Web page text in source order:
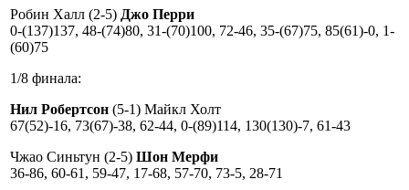
Робин Халл (2-5) Джо Перри
0-(137)137, 48-(74)80, 31-(70)100, 72-46, 35-(67)75, 85(61)-0, 1-
(60)75
1/8 финала:
Нил Робертсон (5-1) Майкл Холт
67(52)-16, 73(67)-38, 62-44, 0-(89)114, 130(130)-7, 61-43
Чжао Синьтун (2-5) Шон Мерфи
36-86, 60-61, 59-47, 17-68, 57-70, 73-5, 28-71